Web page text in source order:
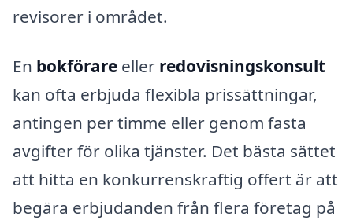
revisorer i området.
En bokförare eller redovisningskonsult
kan ofta erbjuda flexibla prissättningar,
antingen per timme eller genom fasta
avgifter för olika tjänster. Det bästa sättet
att hitta en konkurrenskraftig offert är att
begära erbjudanden från flera företag på